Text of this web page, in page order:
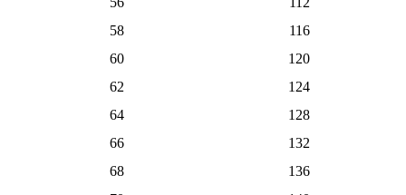
58
116
60
120
62
124
64
128
66
132
68
136